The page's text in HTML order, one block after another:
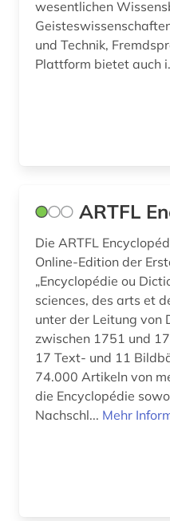
giovanni (1)
grammatik (9)
griechisch (3)
gustave (1)
góngora y
handschrift (2)
heiliger (1)
wesentlichen
und Technik,
Plattform bietet auch
ARTFL
Die ARTFL
Online-Edition der
„Encyclopédie ou
sciences, des arts et
unter der Leitung von
zwischen 1751 und
17 Text- und 11
74.000 Artikeln von
die Encyclopédie
Nachschl... Mehr